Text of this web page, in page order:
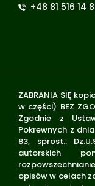
+48 81 516 14
ZABRANIA SIĘ
w części) BEZ
Zgodnie z
Pokrewnych z
83, sprost.:
autorskich
opisów w celach